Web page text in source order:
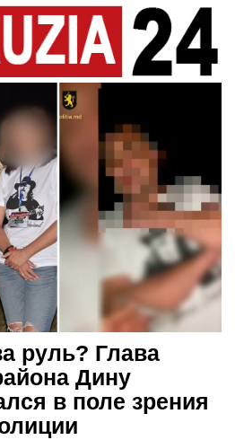
руль? Глава
Дину
в поле зрения